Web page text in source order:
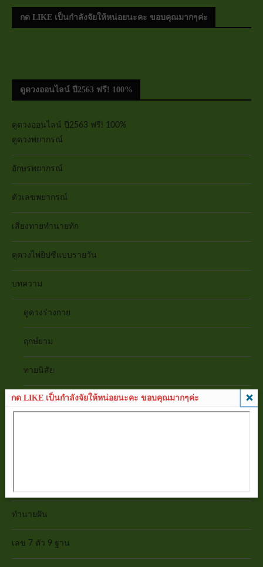
กด LIKE เป็นกำลังจัยให้หน่อยนะคะ ขอบคุณมากๆค่ะ
ดูดวงออนไลน์ ปี2563 ฟรี! 100%
ดูดวงออนไลน์ ปี2563 ฟรี! 100%
ดูดวงพยากรณ์
อักษรพยากรณ์
ตัวเลขพยากรณ์
เสี่ยงทายทำนายทัก
ดูดวงไพ่ยิปซีแบบรายวัน
บทความ
ดูดวงร่างกาย
ฤกษ์ยาม
ทายนิสัย
เสริมดวงชะตา
ทำนายฝัน
เลข 7 ตัว 9 ฐาน
กด LIKE เป็นกำลังจัยให้หน่อยนะคะ ขอบคุณมากๆค่ะ